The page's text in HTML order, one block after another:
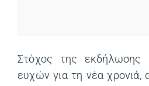
Στόχος της εκδήλωσης
ευχών για τη νέα χρονιά,